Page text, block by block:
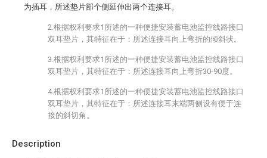
Description
为插耳，所述垫片部个侧延伸出两个连接耳。
2.根据权利要求1所述的一种便捷安装蓄电池监控线路接口
双耳垫片，其特征在于：所述连接耳向上弯折的倾斜状。
3.根据权利要求1所述的一种便捷安装蓄电池监控线路接口
双耳垫片，其特征在于：所述连接耳向上弯折30-90度。
4.根据权利要求1所述的一种便捷安装蓄电池监控线路接口
双耳垫片，其特征在于：所述连接耳末端两侧设有便于连
接的斜切角。